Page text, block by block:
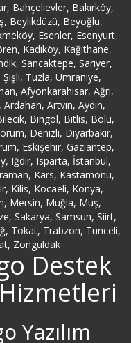
Bahçelievler, Bakırköy,
Beylikdüzü, Beyoğlu,
Esenler, Esenyurt,
Kadıköy, Kağıthane,
Sancaktepe, Sarıyer,
Tuzla, Ümraniye,
Afyonkarahisar, Ağrı,
Artvin, Aydın,
Bingöl, Bitlis, Bolu,
Denizli, Diyarbakır,
Eskişehir, Gaziantep,
Iğdır, Isparta, İstanbul,
Kars, Kastamonu,
Kilis, Kocaeli, Konya,
Mersin, Muğla, Muş,
Sakarya, Samsun, Siirt,
Tokat, Trabzon, Tunceli,
Zonguldak
Destek
Yazılım